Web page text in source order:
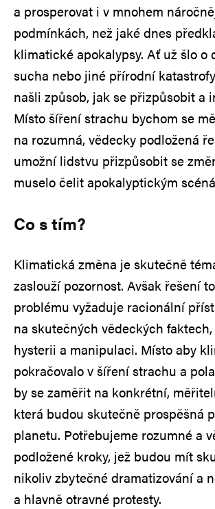
a prosperovat i v mnohem
podmínkách, než jaké dnes
klimatické apokalypsy. Ať už šlo o
sucha nebo jiné přírodní
našli způsob, jak se přizpůsobit a
Místo šíření strachu bychom se
na rozumná, vědecky podložená
umožní lidstvu přizpůsobit se
muselo čelit apokalyptickým
Co s tím?
Klimatická změna je skutečně
zaslouží pozornost. Avšak řešení
problému vyžaduje racionální
na skutečných vědeckých
hysterii a manipulaci. Místo aby
pokračovalo v šíření strachu a
by se zaměřit na konkrétní,
která budou skutečně prospěšná
planetu. Potřebujeme rozumné a
podložené kroky, jež budou mít
nikoliv zbytečné dramatizování a
a hlavně otravné protesty.